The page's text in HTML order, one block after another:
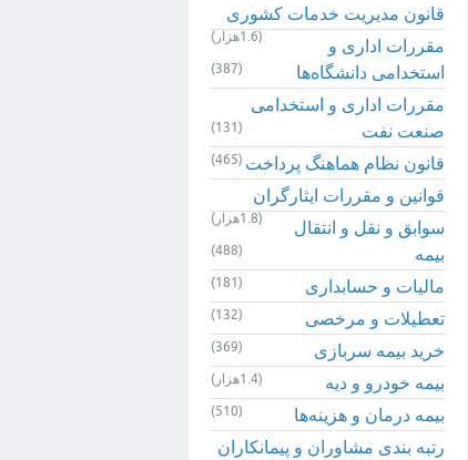
قانون مدیریت خدمات کشوری
(1.6هزار)
مقررات اداری و
استخدامی دانشگاه‌ها
(387)
مقررات اداری و استخدامی
صنعت نفت
(131)
قانون نظام هماهنگ پرداخت (465)
قوانین و مقررات ایثارگران
(1.8هزار)
سوابق و نقل و انتقال
بیمه‌
(488)
مالیات و حسابداری (181)
تعطیلات و مرخصی (132)
خرید بیمه سربازی (369)
بیمه خودرو و دیه (1.4هزار)
بیمه درمان و هزینه‌ها (510)
رتبه بندی مشاوران و پیمانکاران